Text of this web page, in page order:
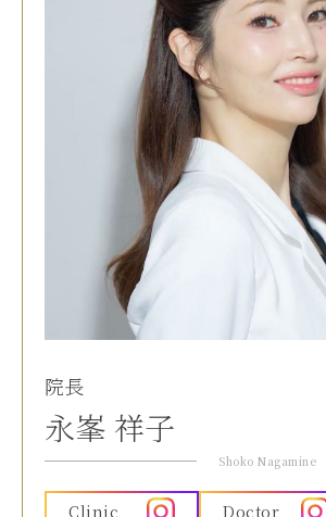
院長
永峯 祥子
Shoko Nagamine
Clinic Doctor